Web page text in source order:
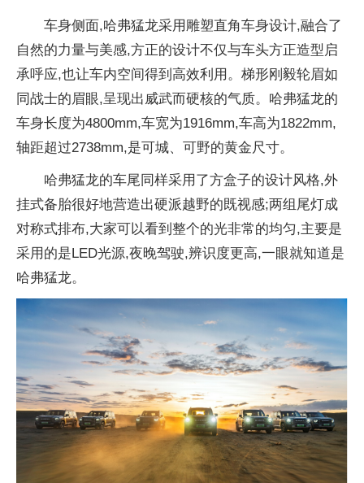
车身侧面,哈弗猛龙采用雕塑直角车身设计,融合了
自然的力量与美感,方正的设计不仅与车头方正造型启
承呼应,也让车内空间得到高效利用。梯形刚毅轮眉如
同战士的眉眼,呈现出威武而硬核的气质。哈弗猛龙的
车身长度为4800mm,车宽为1916mm,车高为1822mm,
轴距超过2738mm,是可城、可野的黄金尺寸。
哈弗猛龙的车尾同样采用了方盒子的设计风格,外
挂式备胎很好地营造出硬派越野的既视感;两组尾灯成
对称式排布,大家可以看到整个的光非常的均匀,主要是
采用的是LED光源,夜晚驾驶,辨识度更高,一眼就知道是
哈弗猛龙。